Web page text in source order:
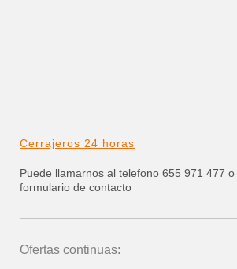
Cerrajeros 24 horas
Puede llamarnos al telefono 655 971 477
formulario de contacto
Ofertas continuas: